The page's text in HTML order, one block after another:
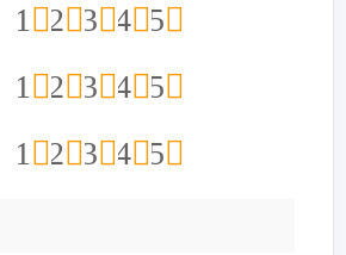
5
4
3
2
1
5
4
3
2
1
5
4
3
2
1